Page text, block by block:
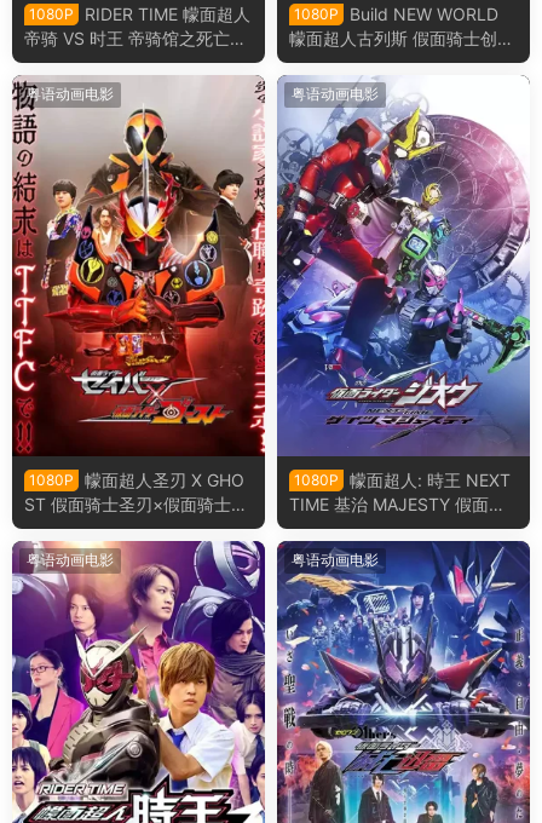
1080P
RIDER TIME 幪面超人
帝骑 VS 时王 帝骑馆之死亡游
戏 骑士时刻 假面骑士帝骑VS
时王 帝骑馆的死亡游戏粤语版
1080P
Build NEW WORLD
幪面超人古列斯 假面骑士创骑
新世界 假面骑士格里斯粤语版
粤语动画电影
1080P
幪面超人圣刃 X GHO
ST 假面骑士圣刃×假面骑士gh
ost粤语版
粤语动画电影
1080P
幪面超人: 時王 NEXT
TIME 基治 MAJESTY 假面骑
士时王：盖茨王权粤语版
粤语动画电影 粤语动画电影